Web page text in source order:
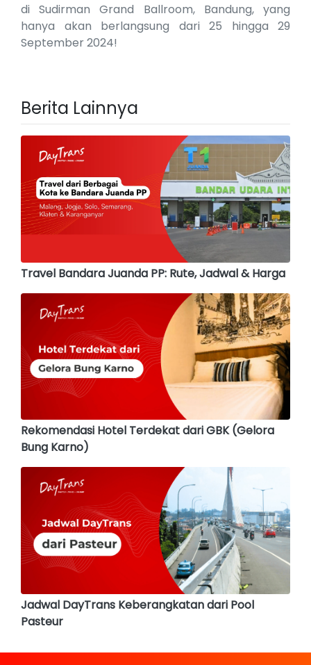
di Sudirman Grand Ballroom, Bandung, yang
hanya akan berlangsung dari 25 hingga 29
September 2024!
Berita Lainnya
Travel Bandara Juanda PP: Rute, Jadwal & Harga
Rekomendasi Hotel Terdekat dari GBK (Gelora
Bung Karno)
Jadwal DayTrans Keberangkatan dari Pool
Pasteur